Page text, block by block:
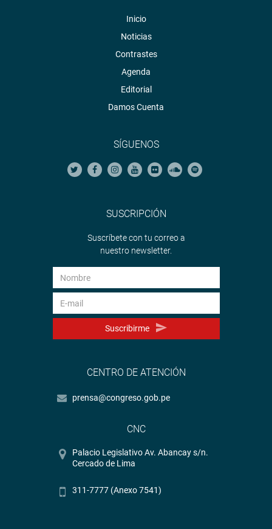
Inicio
Noticias
Contrastes
Agenda
Editorial
Damos Cuenta
SÍGUENOS
SUSCRIPCIÓN
Suscríbete con tu correo a
nuestro newsletter.
Suscribirme
CENTRO DE ATENCIÓN
prensa@congreso.gob.pe
CNC
Palacio Legislativo Av. Abancay s/n.
Cercado de Lima
311-7777 (Anexo 7541)